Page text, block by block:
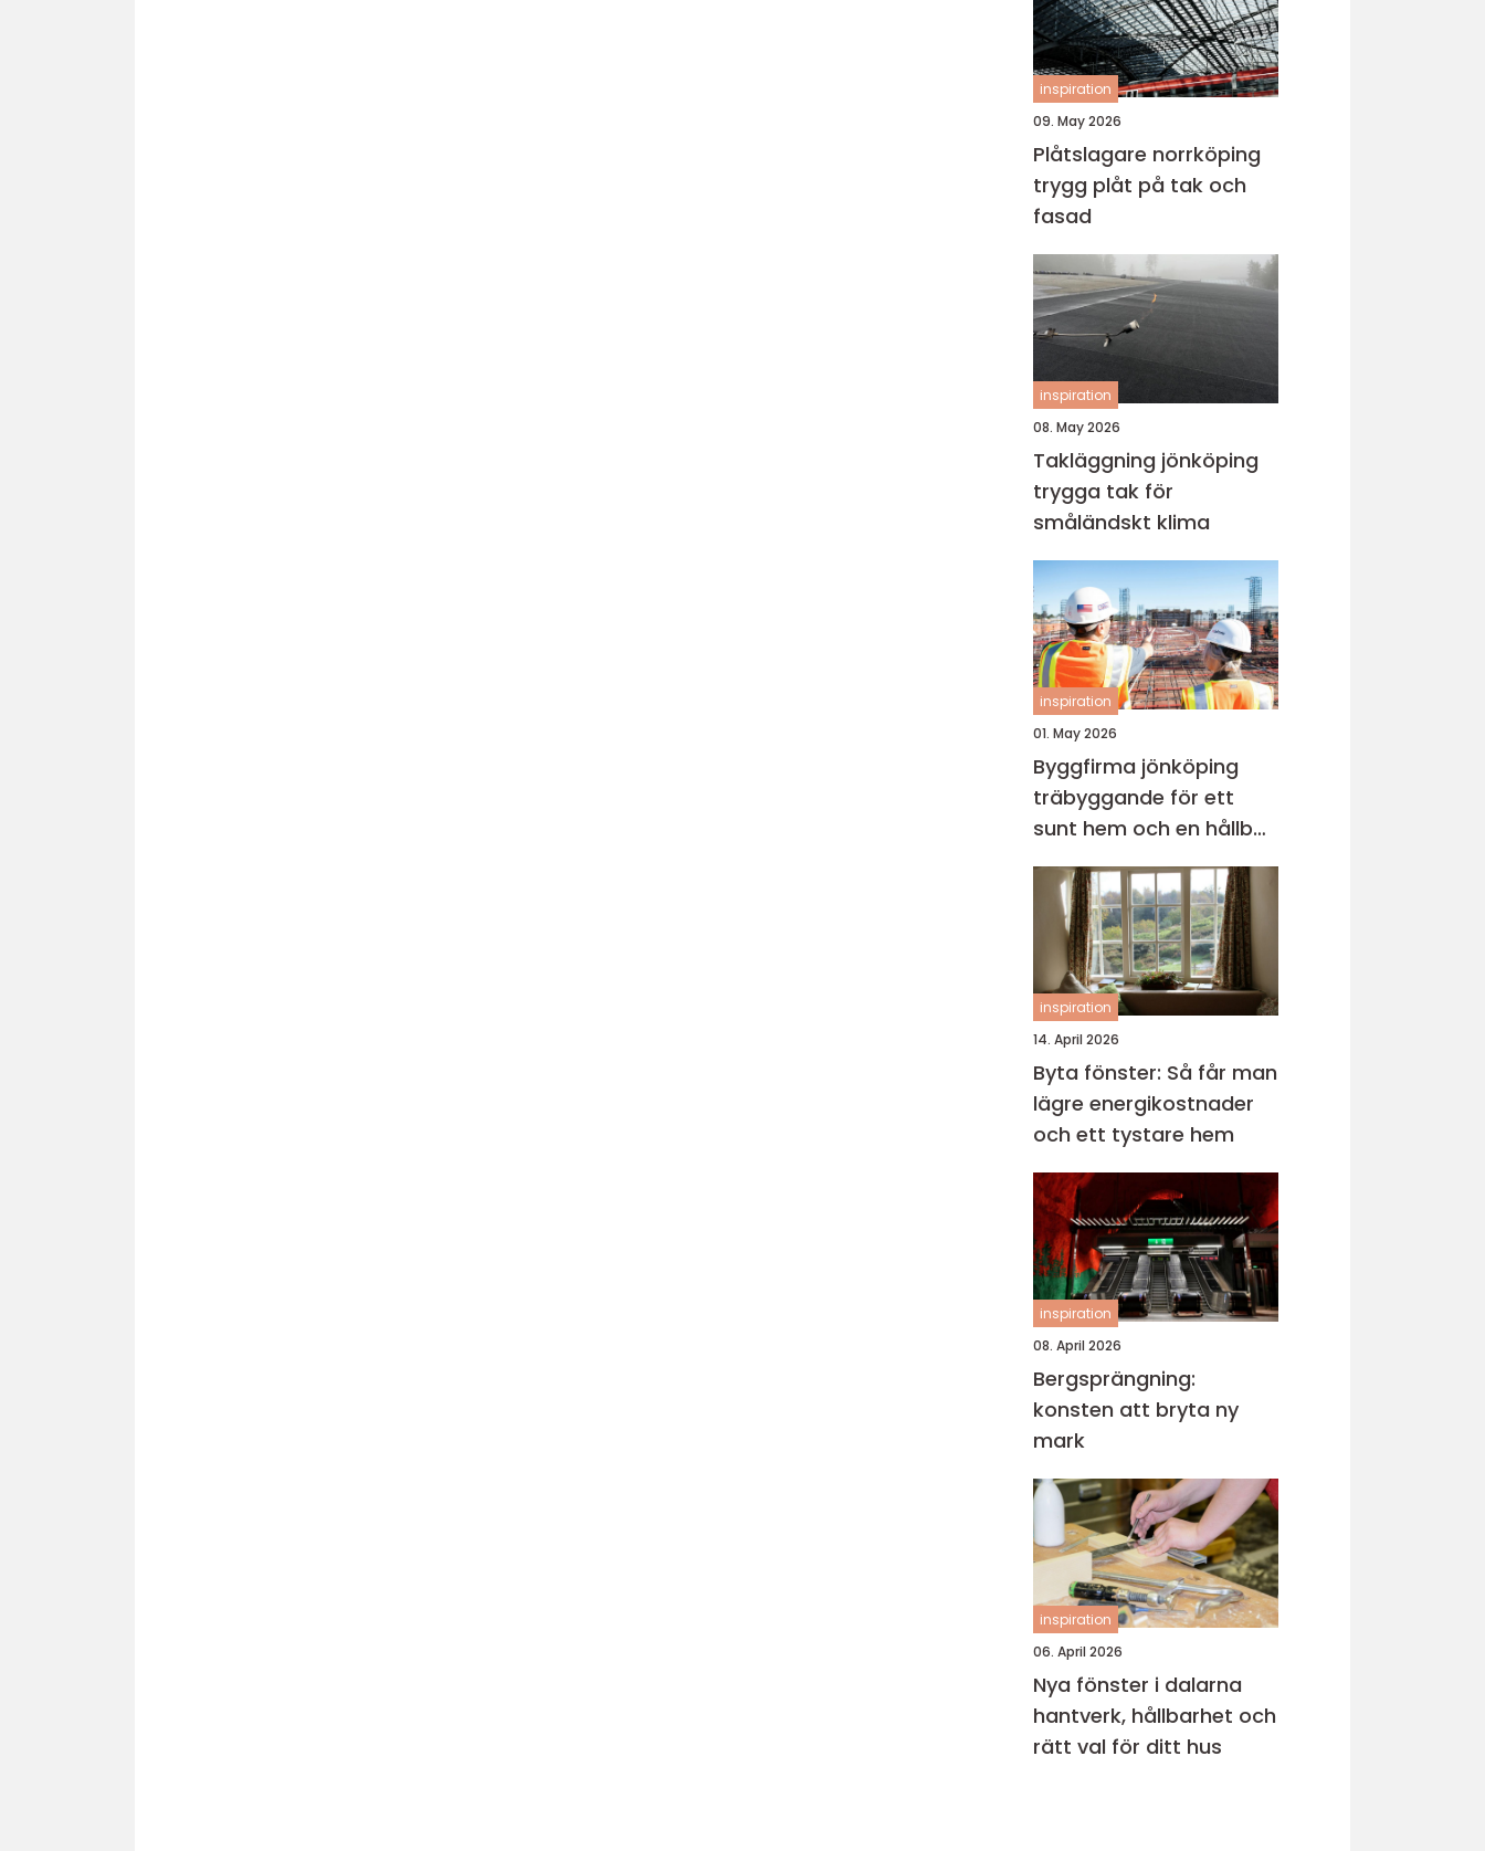
inspiration
09. May 2026
Plåtslagare norrköping
trygg plåt på tak och
fasad
inspiration
08. May 2026
Takläggning jönköping
trygga tak för
småländskt klima
inspiration
01. May 2026
Byggfirma jönköping
träbyggande för ett
sunt hem och en hållbar
framtid
inspiration
14. April 2026
Byta fönster: Så får man
lägre energikostnader
och ett tystare hem
inspiration
08. April 2026
Bergsprängning:
konsten att bryta ny
mark
inspiration
06. April 2026
Nya fönster i dalarna
hantverk, hållbarhet och
rätt val för ditt hus